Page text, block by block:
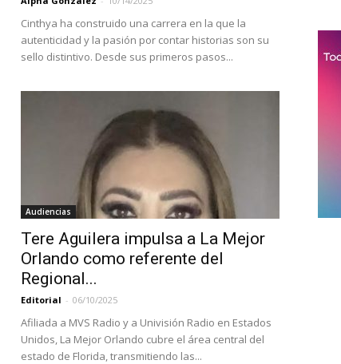
Cinthya ha construido una carrera en la que la
autenticidad y la pasión por contar historias son su
sello distintivo. Desde sus primeros pasos...
Audiencias
Tere Aguilera impulsa a La Mejor
Orlando como referente del
Regional...
Editorial - 06/10/2025
Afiliada a MVS Radio y a Univisión Radio en Estados
Unidos, La Mejor Orlando cubre el área central del
estado de Florida, transmitiendo las...